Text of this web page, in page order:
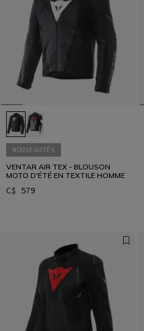
NOUVEAUTÉS
VENTAR AIR TEX - BLOUSON
MOTO D'ÉTÉ EN TEXTILE HOMME
C$ 579